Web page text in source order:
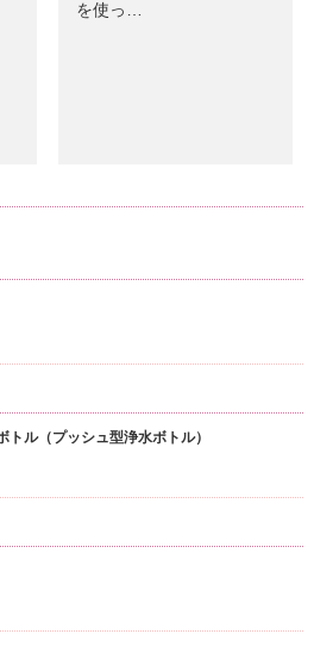
を使っ…
ル（プッシュ型浄水ボトル）